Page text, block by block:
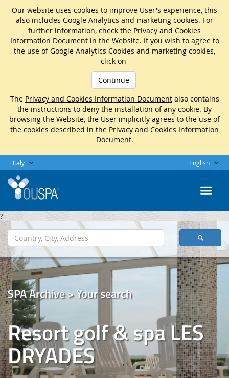
Our website uses cookies to improve User's experience, this
also includes Google Analytics and marketing cookies. For
further information, check the Privacy and Cookies
Information Documentin the Website. If you wish to agree to
the use of Google Analytics Cookies and marketing cookies,
click on
Continue
The Privacy and Cookies Information Documentalso contains
the instructions to deny the installation of any cookie. By
browsing the Website, the User implicitly agrees to the use of
the cookies described in the Privacy and Cookies Information
Document.
Italy English
?
SPA Archive > Your search
Resort golf & spa LES
DRYADES